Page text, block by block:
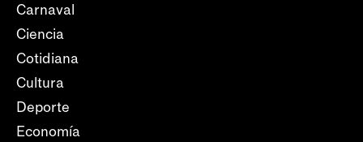
Carnaval
Ciencia
Cotidiana
Cultura
Deporte
Economía